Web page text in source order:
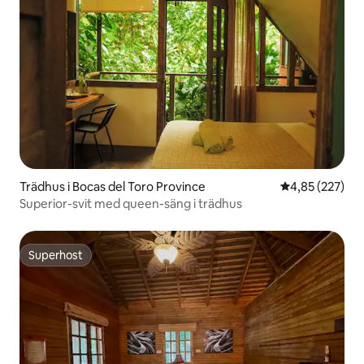
Trädhus i Bocas del Toro Province 4,85 av 5 i
4,85 (227)
Superior-svit med queen-säng i trädhus
Superhost
Superhost